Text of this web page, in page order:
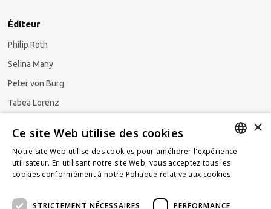
Éditeur
Philip Roth
Selina Many
Peter von Burg
Tabea Lorenz
S'abonner à la newsletter
GERMAN
FRENCH
×
Ce site Web utilise des cookies
Notre site Web utilise des cookies pour améliorer l'expérience
utilisateur. En utilisant notre site Web, vous acceptez tous les
cookies conformément à notre Politique relative aux cookies.
STRICTEMENT NÉCESSAIRES
PERFORMANCE